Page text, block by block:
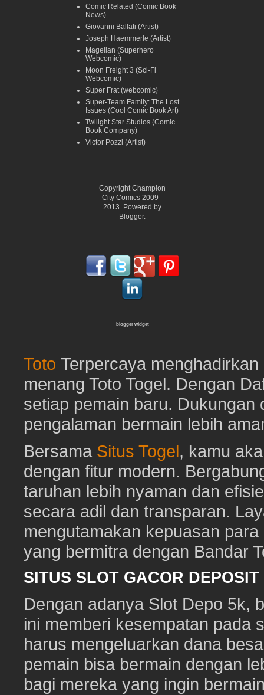
Comic Related (Comic Book
News)
Giovanni Ballati (Artist)
Joseph Haemmerle (Artist)
Magellan (Superhero
Webcomic)
Moon Freight 3 (Sci-Fi
Webcomic)
Super Frat (webcomic)
Super-Team Family: The Lost
Issues (Cool Comic Book Art)
Twilight Star Studios (Comic
Book Company)
Victor Pozzi (Artist)
Copyright Champion
City Comics 2009 -
2013. Powered by
Blogger.
blogger widget
Toto Terpercaya
menang Toto Togel. Dengan
setiap pemain baru. Dukungan
pengalaman bermain lebih
Bersama Situs Togel, kamu
dengan fitur modern.
taruhan lebih nyaman dan
secara adil dan transparan.
mengutamakan kepuasan
yang bermitra dengan Bandar
SITUS SLOT GACOR
Dengan adanya Slot Depo 5k,
ini memberi kesempatan pada
harus mengeluarkan dana
pemain bisa bermain dengan
bagi mereka yang ingin